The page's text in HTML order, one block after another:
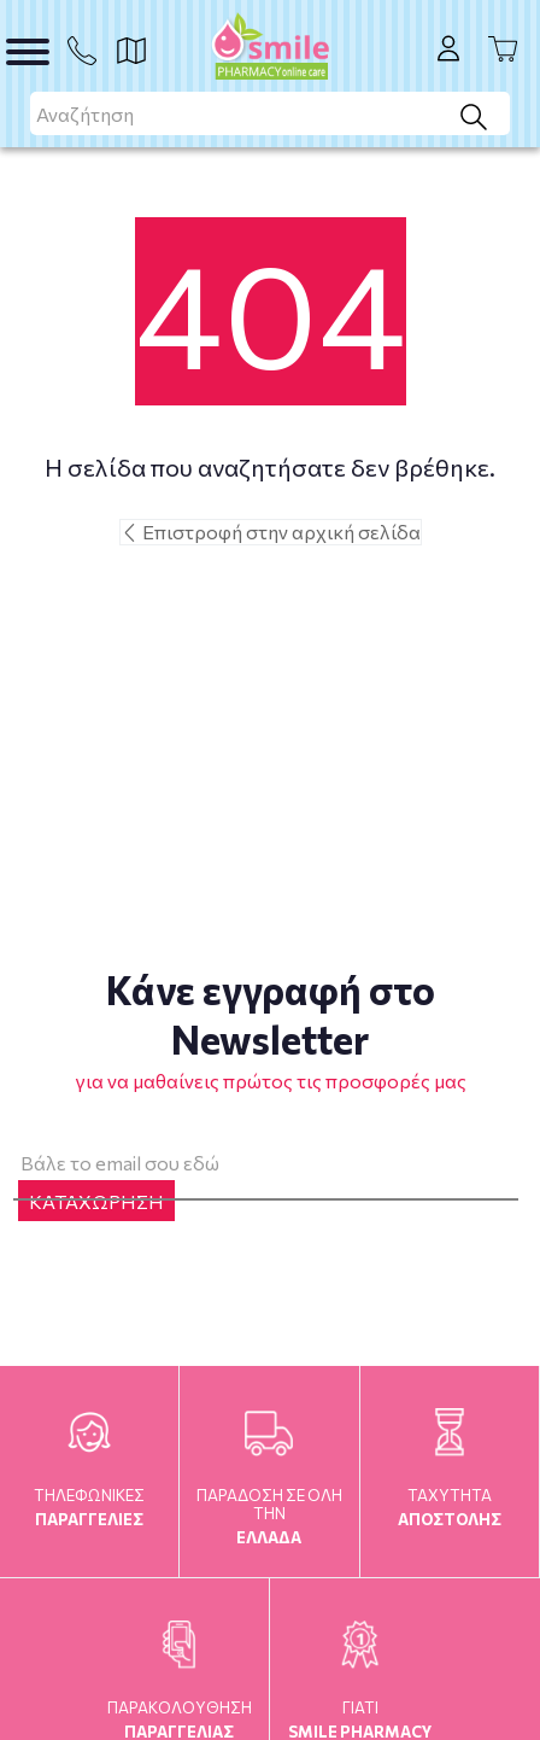
404
H σελίδα που αναζητήσατε δεν βρέθηκε.
Επιστροφή στην αρχική σελίδα
Κάνε εγγραφή στο
Newsletter
για να μαθαίνεις πρώτος τις προσφορές μας
ΚΑΤΑΧΩΡΗΣΗ
ΤΗΛΕΦΩΝΙΚΕΣ
ΠΑΡΑΓΓΕΛΙΕΣ
ΠΑΡΑΔΟΣΗ ΣΕ ΟΛΗ
ΤΗΝ
ΕΛΛΑΔΑ
TAXYTHTA
ΑΠΟΣΤΟΛΗΣ
ΠΑΡΑΚΟΛΟΥΘΗΣΗ
ΠΑΡΑΓΓΕΛΙΑΣ
ΓΙΑΤΙ
SMILE PHARMACY